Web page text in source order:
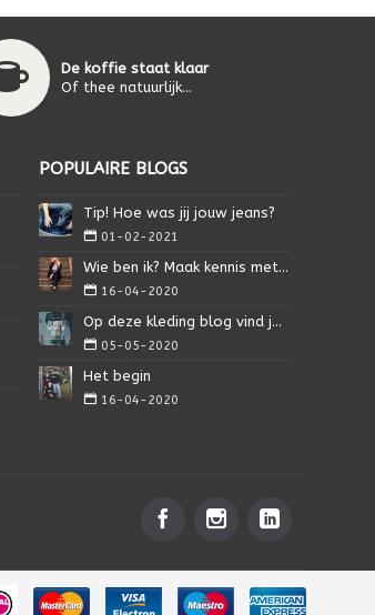
De koffie staat klaar
Of thee natuurlijk...
POPULAIRE BLOGS
Tip! Hoe was jij jouw jeans?
01-02-2021
Wie ben ik? Maak kennis met Isa.
16-04-2020
Op deze kleding blog vind je alles wat je nodig heb
05-05-2020
Het begin
16-04-2020